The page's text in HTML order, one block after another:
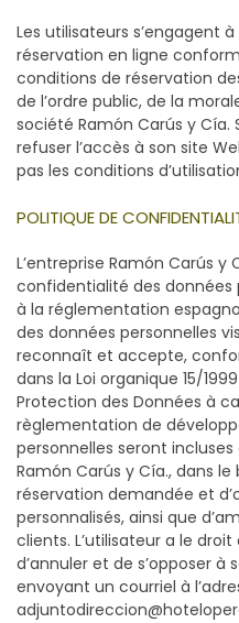
Les utilisateurs s’engagent
réservation en ligne
conditions de réservation
de l’ordre public, de la
société Ramón Carús y Cía.
refuser l’accès à son site
pas les conditions
POLITIQUE DE
L’entreprise Ramón Carús y
confidentialité des
à la réglementation
des données personnelles
reconnaît et accepte,
dans la Loi organique 15/
Protection des Données à
règlementation de
personnelles seront
Ramón Carús y Cía., dans
réservation demandée et
personnalisés, ainsi que
clients. L’utilisateur a le
d’annuler et de s’opposer à
envoyant un courriel à